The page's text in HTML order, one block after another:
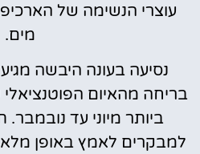
עוצרי הנשימה של
מים.
נסיעה בעונה היבשה
בריחה מהאיום הפוטנציאלי
ביותר מיוני עד
למבקרים לאמץ באופן